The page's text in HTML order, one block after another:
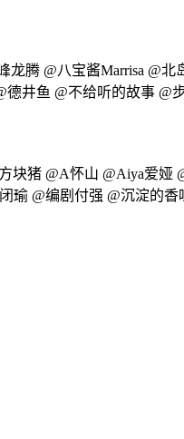
龙腾 @八宝酱Marrisa @
德井鱼 @不给听的故事 @
块猪 @A怀山 @Aiya爱娅
瑜 @编剧付强 @沉淀的香